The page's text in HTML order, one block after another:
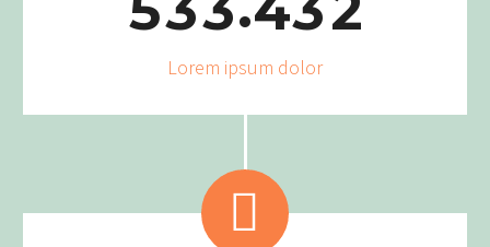
Lorem ipsum dolor

